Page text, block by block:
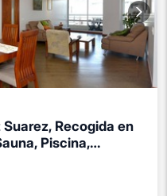
Suarez, Recogida en
Piscina,